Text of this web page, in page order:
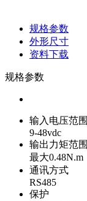
规格参数
外形尺寸
资料下载
规格参数
输入电压范围
9-48vdc
输出力矩范围
最大0.48N.m
通讯方式
RS485
保护